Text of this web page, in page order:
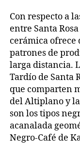
Con respecto a
entre Santa
cerámica ofrece
patrones de
larga distancia.
Tardío de Santa
que comparten
del Altiplano y la
son los tipos
acanalada
Negro-Café de